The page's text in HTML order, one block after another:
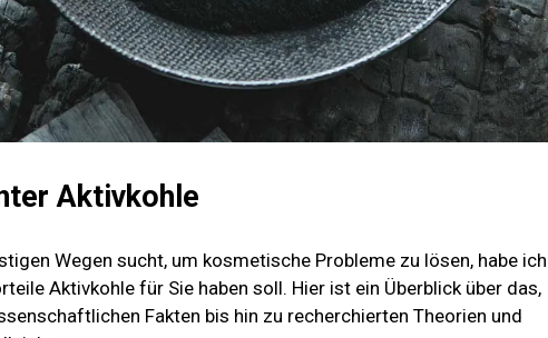
Aktivkohle
Wegen sucht, um kosmetische Probleme zu lösen, habe ich
Aktivkohle für Sie haben soll. Hier ist ein Überblick über das,
Fakten bis hin zu recherchierten Theorien und